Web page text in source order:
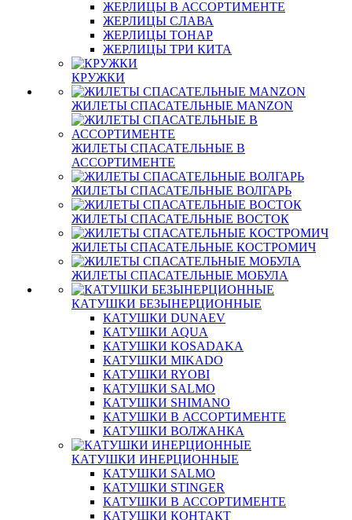
ЖЕРЛИЦЫ В АССОРТИМЕНТЕ
ЖЕРЛИЦЫ СЛАВА
ЖЕРЛИЦЫ ТОНАР
ЖЕРЛИЦЫ ТРИ КИТА
КРУЖКИ
ЖИЛЕТЫ СПАСАТЕЛЬНЫЕ MANZON
ЖИЛЕТЫ СПАСАТЕЛЬНЫЕ В
АССОРТИМЕНТЕ
ЖИЛЕТЫ СПАСАТЕЛЬНЫЕ ВОЛГАРЬ
ЖИЛЕТЫ СПАСАТЕЛЬНЫЕ ВОСТОК
ЖИЛЕТЫ СПАСАТЕЛЬНЫЕ КОСТРОМИЧ
ЖИЛЕТЫ СПАСАТЕЛЬНЫЕ МОБУЛА
КАТУШКИ БЕЗЫНЕРЦИОННЫЕ
КАТУШКИ DUNAEV
КАТУШКИ AQUA
КАТУШКИ KOSADAKA
КАТУШКИ MIKADO
КАТУШКИ RYOBI
КАТУШКИ SALMO
КАТУШКИ SHIMANO
КАТУШКИ В АССОРТИМЕНТЕ
КАТУШКИ ВОЛЖАНКА
КАТУШКИ ИНЕРЦИОННЫЕ
КАТУШКИ SALMO
КАТУШКИ STINGER
КАТУШКИ В АССОРТИМЕНТЕ
КАТУШКИ КОНТАКТ